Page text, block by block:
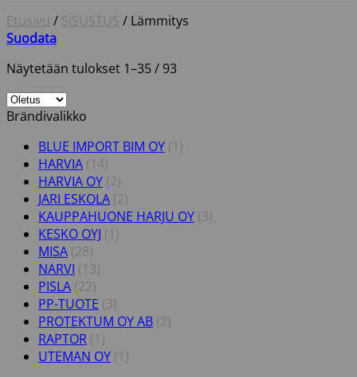
Etusivu / SISUSTUS / Lämmitys
Suodata
Näytetään tulokset 1–35 / 93
Brändivalikko
BLUE IMPORT BIM OY (1)
HARVIA (14)
HARVIA OY (2)
JARI ESKOLA (2)
KAUPPAHUONE HARJU OY (3)
KESKO OYJ (1)
MISA (28)
NARVI (13)
PISLA (22)
PP-TUOTE (3)
PROTEKTUM OY AB (2)
RAPTOR (1)
UTEMAN OY (1)